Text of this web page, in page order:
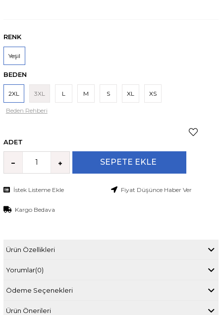
RENK
Yeşil
BEDEN
2XL 3XL L M S XL XS
Beden Rehberi
ADET
İstek Listeme Ekle Fiyat Düşünce Haber Ver
Kargo Bedava
Ürün Özellikleri
Yorumlar(0)
Ödeme Seçenekleri
Ürün Önerileri